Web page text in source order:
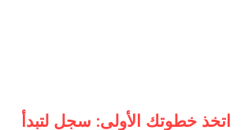
اتخذ خطوتك الأولى: سجل لتبدأ